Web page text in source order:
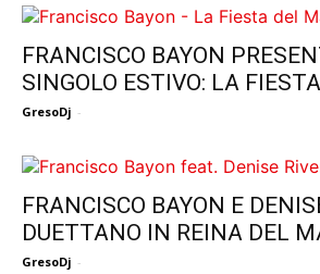
FRANCISCO BAYON
SINGOLO ESTIVO: LA
GresoDj -
FRANCISCO BAYON E
DUETTANO IN REINA DEL
GresoDj -